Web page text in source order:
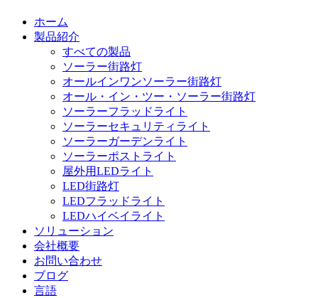
ホーム
製品紹介
すべての製品
ソーラー街路灯
オールインワンソーラー街路灯
オール・イン・ツー・ソーラー街路灯
ソーラーフラッドライト
ソーラーセキュリティライト
ソーラーガーデンライト
ソーラーポストライト
屋外用LEDライト
LED街路灯
LEDフラッドライト
LEDハイベイライト
ソリューション
会社概要
お問い合わせ
ブログ
言語